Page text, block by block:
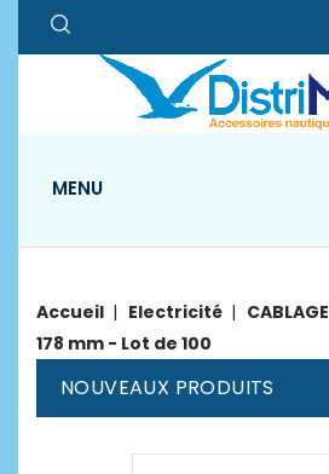
MENU
Accueil Electricité CABLAGE
178 mm - Lot de 100
NOUVEAUX PRODUITS